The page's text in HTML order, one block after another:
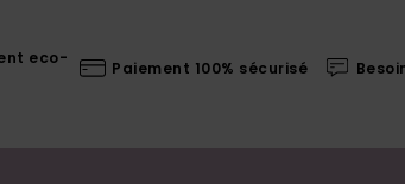
eco-
Paiement 100% sécurisé